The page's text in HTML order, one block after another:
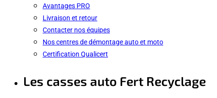
Avantages PRO
Livraison et retour
Contacter nos équipes
Nos centres de démontage auto et moto
Certification Qualicert
Les casses auto Fert Recyclage